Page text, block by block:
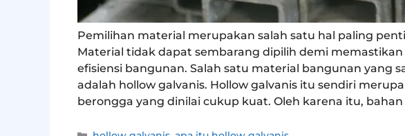
Pemilihan material merupakan salah satu hal paling
Material tidak dapat sembarang dipilih demi
efisiensi bangunan. Salah satu material bangunan yang
adalah hollow galvanis. Hollow galvanis itu sendiri
berongga yang dinilai cukup kuat. Oleh karena itu, bahan